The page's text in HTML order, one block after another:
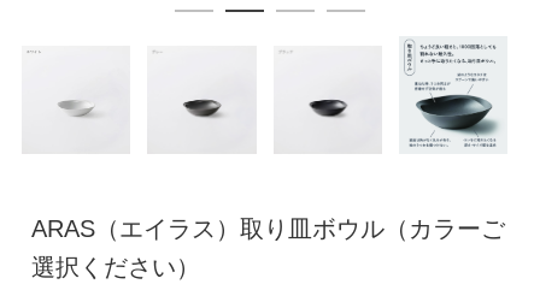
ARAS（エイラス）取り皿ボウル（カラーご
選択ください）